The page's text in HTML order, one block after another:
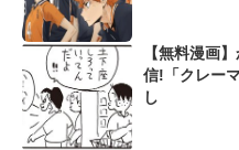
【無料漫画
信!「クレー
し